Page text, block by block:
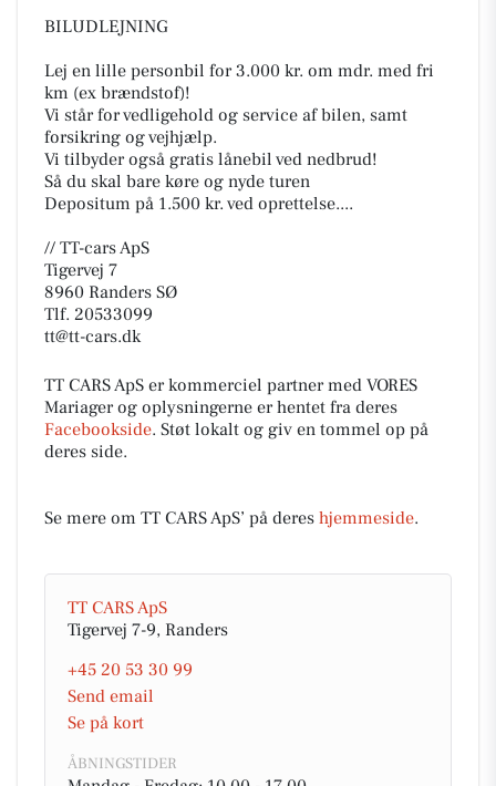
BILUDLEJNING
Lej en lille personbil for 3.000 kr. om mdr. med fri
km (ex brændstof)!
Vi står for vedligehold og service af bilen, samt
forsikring og vejhjælp.
Vi tilbyder også gratis lånebil ved nedbrud!
Så du skal bare køre og nyde turen
Depositum på 1.500 kr. ved oprettelse....
// TT-cars ApS
Tigervej 7
8960 Randers SØ
Tlf. 20533099
tt@tt-cars.dk
TT CARS ApS er kommerciel partner med VORES
Mariager og oplysningerne er hentet fra deres
Facebookside. Støt lokalt og giv en tommel op på
deres side.
Se mere om TT CARS ApS’ på deres hjemmeside.
TT CARS ApS
Tigervej 7-9, Randers
+45 20 53 30 99
Send email
Se på kort
ÅBNINGSTIDER